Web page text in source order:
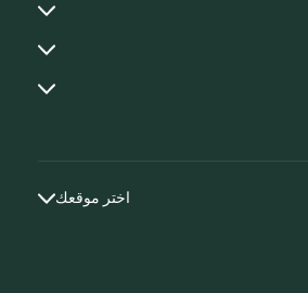
اختر موقعك